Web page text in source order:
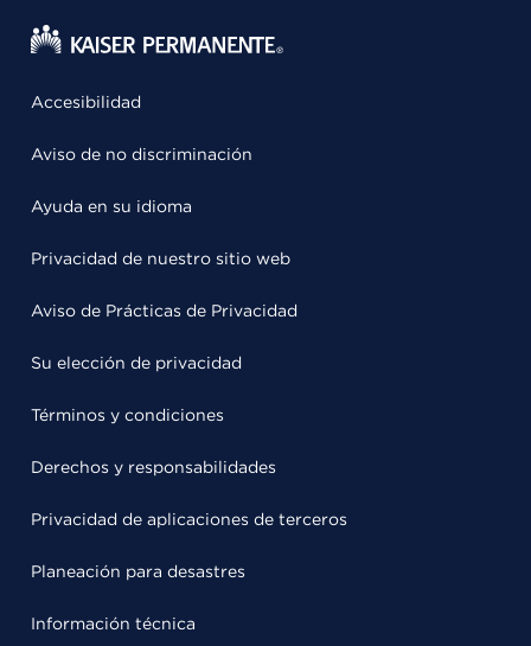
Accesibilidad
Aviso de no discriminación
Ayuda en su idioma
Privacidad de nuestro sitio web
Aviso de Prácticas de Privacidad
Su elección de privacidad
Términos y condiciones
Derechos y responsabilidades
Privacidad de aplicaciones de terceros
Planeación para desastres
Información técnica